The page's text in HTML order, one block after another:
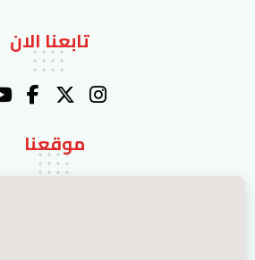
تابعنا الان
موقعنا